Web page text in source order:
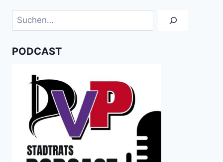
Suchen
PODCAST